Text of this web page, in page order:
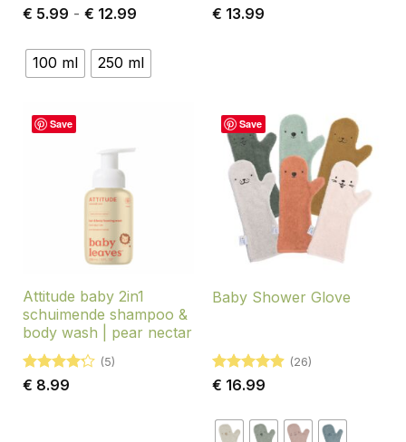
Gewaardeerd
€ 5.99 - € 12.99Prijsklasse:
€ 12.99
100 ml 250 ml
Gewaardeerd
€ 13.99
Save
Attitude baby 2in1
schuimende shampoo &
body wash | pear nectar
Gewaardeerd
(5)
€ 8.99
Save
Baby Shower Glove
Gewaardeerd
(26)
€ 16.99